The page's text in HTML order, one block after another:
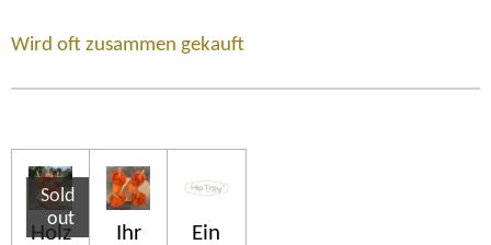
Wird oft zusammen gekauft
Sold
out
Holz Ihr Ein